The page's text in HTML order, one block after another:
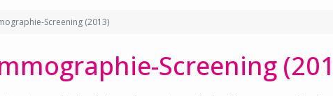
Screening (2013)
Screening